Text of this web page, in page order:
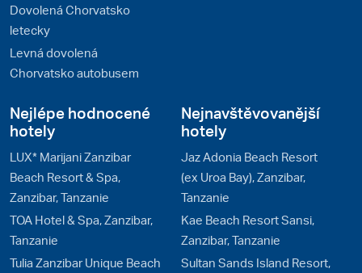
Dovolená Chorvatsko
letecky
Levná dovolená
Chorvatsko autobusem
Nejlépe hodnocené
hotely
LUX* Marijani Zanzibar
Beach Resort & Spa,
Zanzibar, Tanzanie
TOA Hotel & Spa, Zanzibar,
Tanzanie
Tulia Zanzibar Unique Beach
Nejnavštěvovanější
hotely
Jaz Adonia Beach Resort
(ex Uroa Bay), Zanzibar,
Tanzanie
Kae Beach Resort Sansi,
Zanzibar, Tanzanie
Sultan Sands Island Resort,